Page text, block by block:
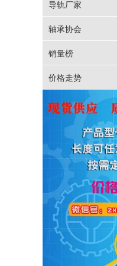
导轨厂家
轴承协会
销量榜
价格走势